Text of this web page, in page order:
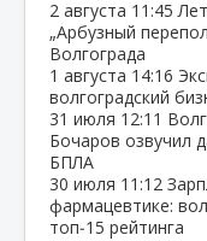
2 августа 11:45
„Арбузный
Волгограда
1 августа 14:16
волгоградский
31 июля 12:11
Бочаров озвучил
БПЛА
30 июля 11:12
фармацевтике:
топ‑15 рейтинга